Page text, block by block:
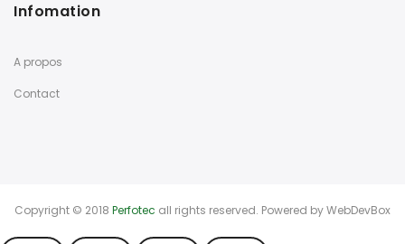
Infomation
A propos
Contact
Copyright © 2018 Perfotec all rights reserved. Powered byWebDevBox